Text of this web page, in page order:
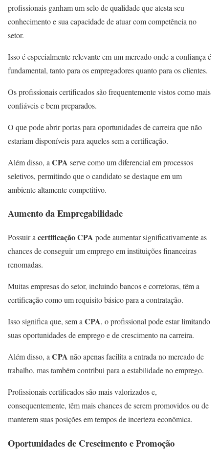
profissionais ganham um selo de qualidade que atesta seu
conhecimento e sua capacidade de atuar com competência no
setor.
Isso é especialmente relevante em um mercado onde a confiança é
fundamental, tanto para os empregadores quanto para os clientes.
Os profissionais certificados são frequentemente vistos como mais
confiáveis e bem preparados.
O que pode abrir portas para oportunidades de carreira que não
estariam disponíveis para aqueles sem a certificação.
Além disso, a CPA serve como um diferencial em processos
seletivos, permitindo que o candidato se destaque em um
ambiente altamente competitivo.
Aumento da Empregabilidade
Possuir a certificação CPA pode aumentar significativamente as
chances de conseguir um emprego em instituições financeiras
renomadas.
Muitas empresas do setor, incluindo bancos e corretoras, têm a
certificação como um requisito básico para a contratação.
Isso significa que, sem a CPA, o profissional pode estar limitando
suas oportunidades de emprego e de crescimento na carreira.
Além disso, a CPA não apenas facilita a entrada no mercado de
trabalho, mas também contribui para a estabilidade no emprego.
Profissionais certificados são mais valorizados e,
consequentemente, têm mais chances de serem promovidos ou de
manterem suas posições em tempos de incerteza econômica.
Oportunidades de Crescimento e Promoção